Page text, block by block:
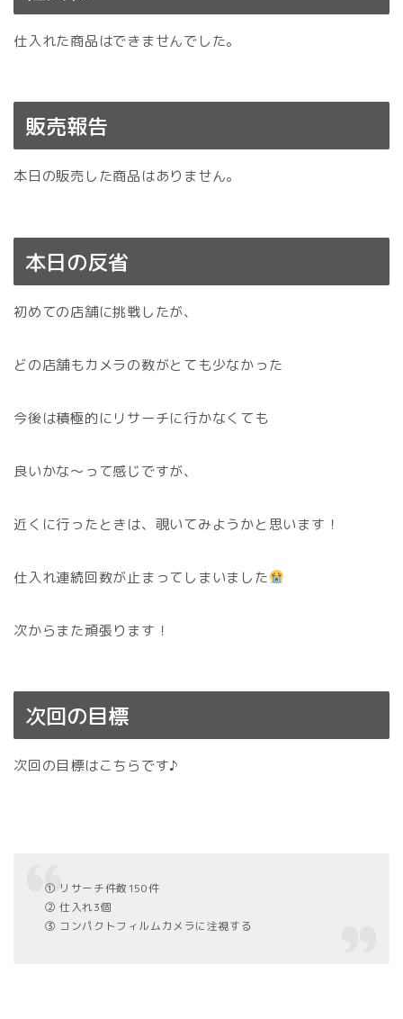
仕入れた商品はできませんでした。
販売報告
本日の販売した商品はありません。
本日の反省
初めての店舗に挑戦したが、
どの店舗もカメラの数がとても少なかった
今後は積極的にリサーチに行かなくても
良いかな〜って感じですが、
近くに行ったときは、覗いてみようかと思います！
仕入れ連続回数が止まってしまいました
次からまた頑張ります！
次回の目標
次回の目標はこちらです♪
① リサーチ件数150件
② 仕入れ3個
③ コンパクトフィルムカメラに注視する